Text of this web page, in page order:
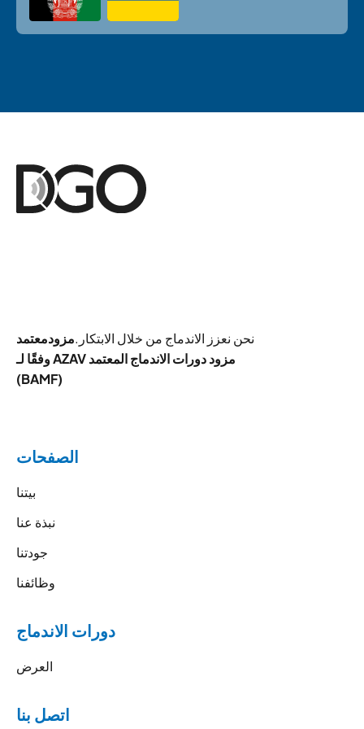
نحن نعزز الاندماج من خلال الابتكار.مزودمعتمد
وفقًا لـ AZAV مزود دورات الاندماج المعتمد
(BAMF)
الصفحات
بيتنا
نبذة عنا
جودتنا
وظائفنا
دورات الاندماج
العرض
اتصل بنا